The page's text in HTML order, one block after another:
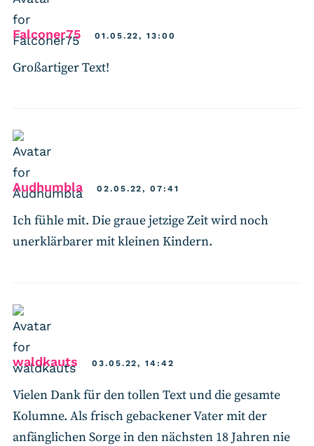
Falconer75says:01.05.22, 13:00
Großartiger Text!
Audhumbla says:
02.05.22, 07:41
Ich fühle mit. Die graue jetzige Zeit wird noch
unerklärbarer mit kleinen Kindern.
waldkauts says:
03.05.22, 14:42
Vielen Dank für den tollen Text und die gesamte
Kolumne. Als frisch gebackener Vater mit der
anfänglichen Sorge in den nächsten 18 Jahren nie